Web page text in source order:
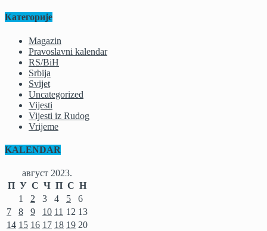
Категорије
Magazin
Pravoslavni kalendar
RS/BiH
Srbija
Svijet
Uncategorized
Vijesti
Vijesti iz Rudog
Vrijeme
KALENDAR
август 2023.
П У С Ч П С Н
1
2 3 4 5
6
7
8 9 10 11 12 13
14 15 16 17 18 19 20